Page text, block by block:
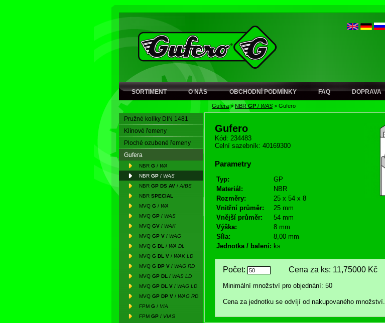
SORTIMENT O NÁS OBCHODNÍ PODMÍNKY FAQ DOPRAVA
Gufera> NBRGP / WAS > Gufero
Pružné kolíky DIN 1481
Klínové řemeny
Ploché ozubené řemeny
Gufera
NBR G / WA
NBR GP / WAS
NBR GP DS AV / A/BS
NBR SPECIAL
MVQ G / WA
MVQ GP / WAS
MVQ GV / WAK
MVQ GP V / WAG
MVQ G DL / WA DL
MVQ G DL V / WAK LD
MVQ G DP V / WAG RD
MVQ GP DL / WAS LD
MVQ GP DL V / WAG LD
MVQ GP DP V / WAG RD
FPM G / VIA
FPM GP / VIAS
Gufero
Kód: 234483
Celní sazebník: 40169300
Parametry
Typ:
GP
Materiál:
NBR
Rozměry:
25 x 54 x 8
Vnitřní průměr:
25 mm
Vnější průměr:
54 mm
Výška:
8 mm
Síla:
8,00 mm
Jednotka / balení: ks
Počet: Cena za ks: 11,75000 Kč
Minimální množství pro objednání: 50
Cena za jednotku se odvíjí od nakupovaného množství.